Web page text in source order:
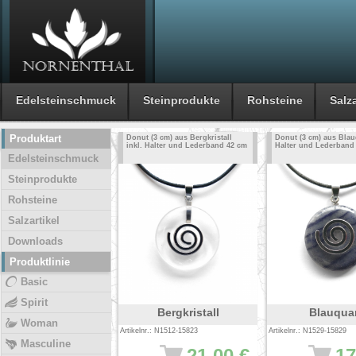
Edelsteinschmuck Steinprodukte Rohsteine
Donut (3 cm) aus Bergkristall
inkl. Halter und Lederband 42 cm
Bergkristall
Artikelnr.: N1512-15823
Donut (3 cm) aus
Halter und Lederband
Artikelnr.: N1529-15829
Produktart
Edelsteinschmuck
Steinprodukte
Rohsteine
Salzartikel
Downloads
Produktlinie
Basic
Spirit
Woman
Masculine